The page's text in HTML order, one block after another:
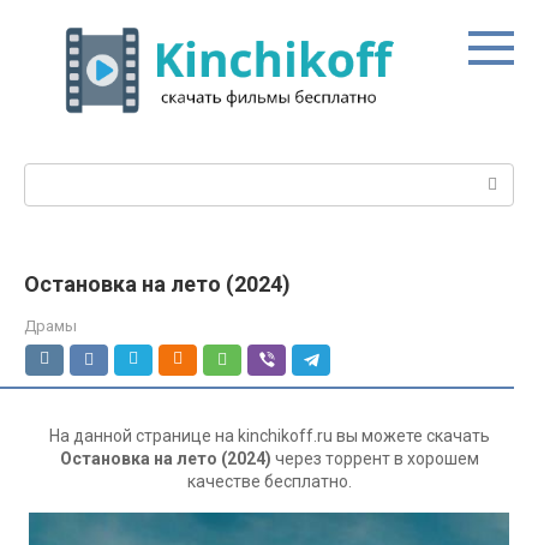
контенту
Остановка на лето (2024)
Драмы
На данной странице на kinchikoff.ru вы можете скачать
Остановка на лето (2024) через торрент в хорошем
качестве бесплатно.